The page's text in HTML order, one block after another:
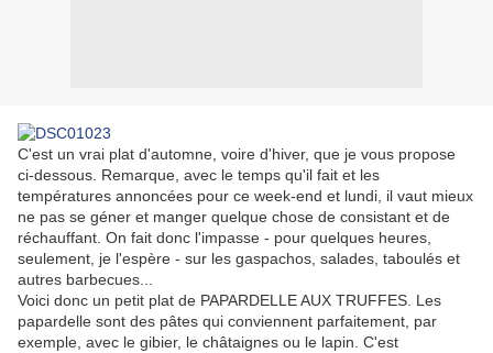
C'est un vrai plat d'automne, voire d'hiver, que je vous propose
ci-dessous. Remarque, avec le temps qu'il fait et les
températures annoncées pour ce week-end et lundi, il vaut mieux
ne pas se géner et manger quelque chose de consistant et de
réchauffant. On fait donc l'impasse - pour quelques heures,
seulement, je l'espère - sur les gaspachos, salades, taboulés et
autres barbecues...
Voici donc un petit plat de PAPARDELLE AUX TRUFFES. Les
papardelle sont des pâtes qui conviennent parfaitement, par
exemple, avec le gibier, le châtaignes ou le lapin. C'est